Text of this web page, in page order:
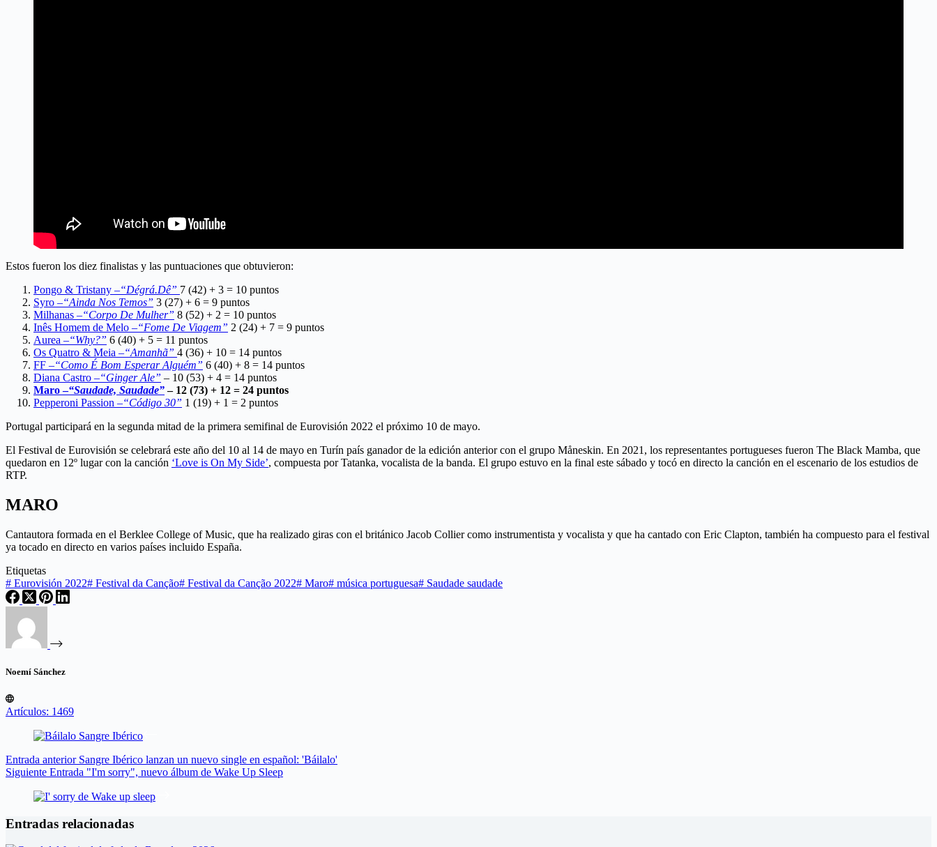
Estos fueron los diez finalistas y las puntuaciones que obtuvieron:
Pongo & Tristany –“Dégrá.Dê” 7 (42) + 3 = 10 puntos
Syro –“Ainda Nos Temos” 3 (27) + 6 = 9 puntos
Milhanas –“Corpo De Mulher” 8 (52) + 2 = 10 puntos
Inês Homem de Melo –“Fome De Viagem” 2 (24) + 7 = 9 puntos
Aurea –“Why?” 6 (40) + 5 = 11 puntos
Os Quatro & Meia –“Amanhã” 4 (36) + 10 = 14 puntos
FF –“Como É Bom Esperar Alguém” 6 (40) + 8 = 14 puntos
Diana Castro –“Ginger Ale” – 10 (53) + 4 = 14 puntos
Maro –“Saudade, Saudade”– 12 (73) + 12 = 24 puntos
Pepperoni Passion –“Código 30” 1 (19) + 1 = 2 puntos
Portugal participará en la segunda mitad de la primera semifinal de Eurovisión 2022 el próximo 10 de mayo.
El Festival de Eurovisión se celebrará este año del 10 al 14 de mayo en Turín país ganador de la edición anterior con el grupo Måneskin. En 2021, los representantes portugueses fueron The Black Mamba, que
quedaron en 12º lugar con la canción ‘Love is On My Side’, compuesta por Tatanka, vocalista de la banda. El grupo estuvo en la final este sábado y tocó en directo la canción en el escenario de los estudios de
RTP.
MARO
Cantautora formada en el Berklee College of Music, que ha realizado giras con el británico Jacob Collier como instrumentista y vocalista y que ha cantado con Eric Clapton, también ha compuesto para el festival
ya tocado en directo en varios países incluido España.
Etiquetas
# Eurovisión 2022# Festival da Canção# Festival da Canção 2022# Maro# música portuguesa# Saudade saudade
Noemí Sánchez
Artículos: 1469
Entrada anterior Sangre Ibérico lanzan un nuevo single en español: 'Báilalo'
Siguiente Entrada "I'm sorry", nuevo álbum de Wake Up Sleep
Entradas relacionadas